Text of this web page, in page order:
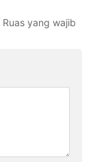
Ruas yang wajib